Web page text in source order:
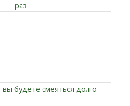
раз
вы будете смеяться долго